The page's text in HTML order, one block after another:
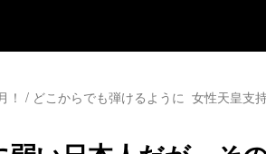
！ / どこからでも弾けるように 女性天皇支